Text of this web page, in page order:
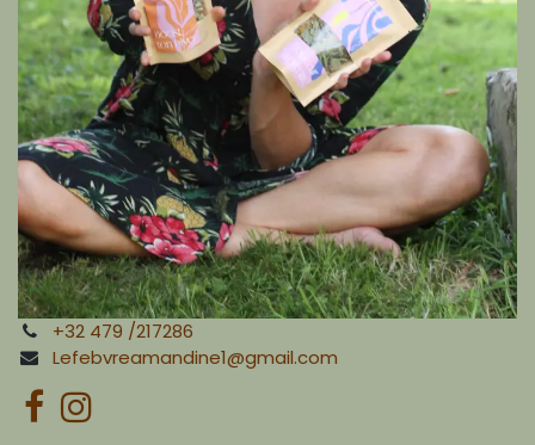
+32 479 /217286
Lefebvreamandine1@gmail.com